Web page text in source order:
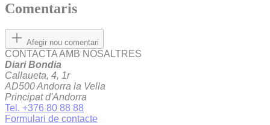
Comentaris
Afegir nou comentari
CONTACTA AMB NOSALTRES
Diari Bondia
Callaueta, 4, 1r
AD500 Andorra la Vella
Principat d'Andorra
Tel. +376 80 88 88
Formulari de contacte